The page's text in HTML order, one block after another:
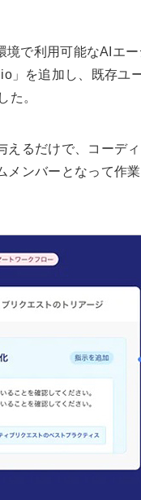
で利用可能なAIエ
」を追加し、既存ユ
た。
るだけで、コーデ
メンバーとなって作